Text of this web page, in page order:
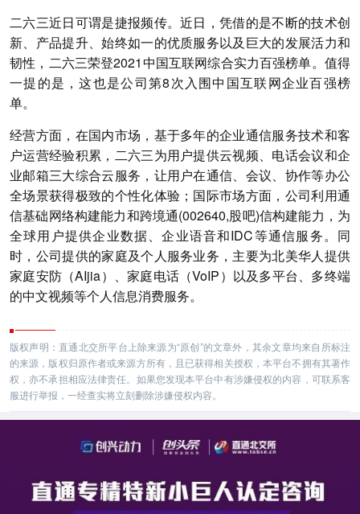
二六三近日可谓是捷报频传。近日，凭借的是不断的技术创
新、产品提升、始终如一的优质服务以及巨大的发展活力和
韧性，二六三荣登2021中国互联网综合实力百强榜单。值得
一提的是，这也是公司第8次入围中国互联网企业百强榜
单。
经营方面，在国内市场，基于多年的企业通信服务技术和客
户运营经验积累，二六三为用户提供云视频、电话会议和企
业邮箱三大综合云服务，让用户在通信、会议、协作等办公
全场景获得极致的个性化体验；国际市场方面，公司利用通
信基础网络构建能力和跨境通(002640,股吧)信构建能力，为
全球用户提供企业数据、企业语音和IDC等通信服务。同
时，公司提供的家庭及个人服务业务，主要为北美华人提供
家庭安防（AIjia）、家庭电话（VoIP）以及多平台、多终端
的中文视频等个人信息消费服务。
版权声明：直通北交所平台上除来源为“原创”的文章外，其余文章均来自所标注
的来源，版权归原作者或来源方所有，且已获得相关授权，本平台不拥有其著作
权，亦不承担相应法律责任。如果您发现本平台中有涉嫌侵权的内容，可联系客
服进行举报，一经查实将立刻删除涉嫌侵权内容。